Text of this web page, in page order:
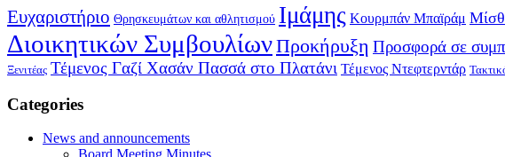
Ευχαριστήριο Θρησκευμάτων και αθλητισμού Ιμάμης Κουρμπάν Μπαϊράμ
Διοικητικών ΣυμβουλίωνΠροκήρυξη Προσφορά σε
Ξενιτέας Τέμενος Γαζί Χασάν Πασσά στο Πλατάνι Τέμενος Ντεφτερντάρ
Categories
News and announcements